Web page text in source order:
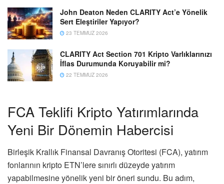
John Deaton Neden CLARITY Act’e Yönelik
Sert Eleştiriler Yapıyor?
23 TEMMUZ 2026
CLARITY Act Section 701 Kripto Varlıklarınızı
İflas Durumunda Koruyabilir mi?
22 TEMMUZ 2026
FCA Teklifi Kripto Yatırımlarında
Yeni Bir Dönemin Habercisi
Birleşik Krallık Finansal Davranış Otoritesi (FCA), yatırım
fonlarının kripto ETN’lere sınırlı düzeyde yatırım
yapabilmesine yönelik yeni bir öneri sundu. Bu adım,